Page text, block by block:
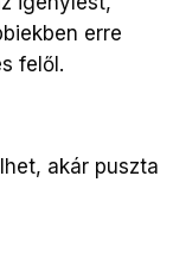
erre
felől.
akár puszta